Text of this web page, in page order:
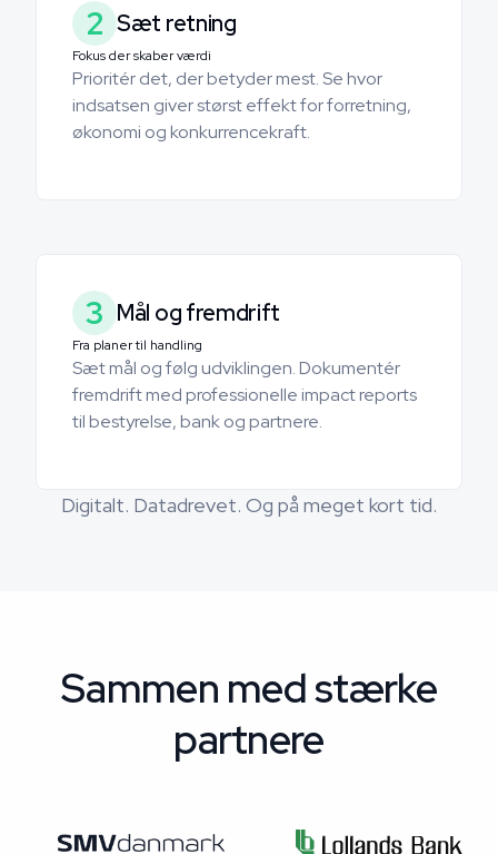
2 Sæt retning
Fokus der skaber værdi
Prioritér det, der betyder mest. Se hvor
indsatsen giver størst effekt for forretning,
økonomi og konkurrencekraft.
3 Mål og fremdrift
Fra planer til handling
Sæt mål og følg udviklingen. Dokumentér
fremdrift med professionelle impact reports
til bestyrelse, bank og partnere.
Digitalt. Datadrevet. Og på meget kort tid.
Sammen med stærke
partnere